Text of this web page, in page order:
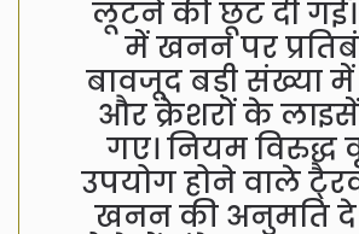
लूटने की छूट दी गई।
में खनन पर
बावजूद बड़ी संख्या
और क्रेशरों के
गए। नियम विरुद्ध
उपयोग होने वाले
खनन की अनुमति दे